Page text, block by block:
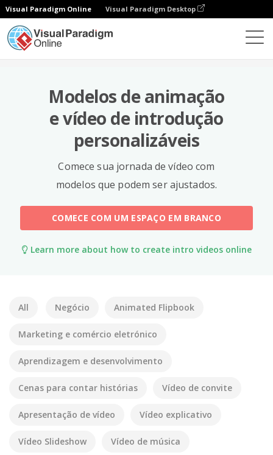
Visual Paradigm Online Visual Paradigm Desktop
Modelos de animação
e vídeo de introdução
personalizáveis
Comece sua jornada de vídeo com
modelos que podem ser ajustados.
COMECE COM UM ESPAÇO EM BRANCO
Learn more about how to create intro videos online
All Negócio Animated Flipbook
Marketing e comércio eletrónico
Aprendizagem e desenvolvimento
Cenas para contar histórias Vídeo de convite
Apresentação de vídeo Vídeo explicativo
Vídeo Slideshow Vídeo de música